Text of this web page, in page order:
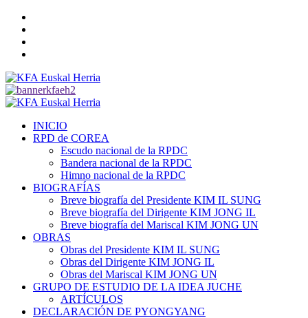
Saltar
contenido
Menú
INICIO
RPD de COREA
Escudo nacional de la RPDC
Bandera nacional de la RPDC
Himno nacional de la RPDC
BIOGRAFÍAS
Breve biografía del Presidente KIM IL SUNG
Breve biografía del Dirigente KIM JONG IL
Breve biografía del Mariscal KIM JONG UN
OBRAS
Obras del Presidente KIM IL SUNG
Obras del Dirigente KIM JONG IL
Obras del Mariscal KIM JONG UN
GRUPO DE ESTUDIO DE LA IDEA JUCHE
ARTÍCULOS
DECLARACIÓN DE PYONGYANG